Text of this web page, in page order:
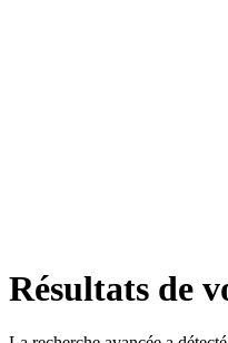
Résultats de